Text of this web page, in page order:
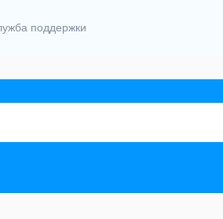
поддержки